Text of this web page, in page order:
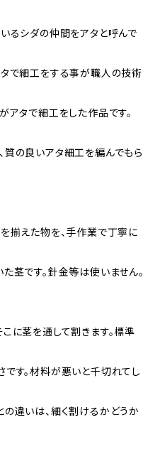
るシダの仲間をアタと呼んで
で細工をする事が職人の技術
アタで細工をした作品です。
の良いアタ細工を編んでもら
揃えた物を、手作業で丁寧に
茎です。針金等は使いません。
に茎を通して割きます。標準
す。材料が悪いと千切れてし
違いは、細く割けるかどうか